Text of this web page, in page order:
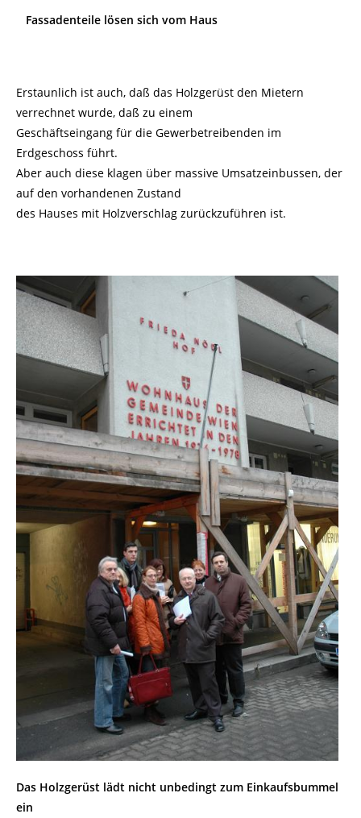
Fassadenteile lösen sich vom Haus
Erstaunlich ist auch, daß das Holzgerüst den Mietern
verrechnet wurde, daß zu einem
Geschäftseingang für die Gewerbetreibenden im
Erdgeschoss führt.
Aber auch diese klagen über massive Umsatzeinbussen, der
auf den vorhandenen Zustand
des Hauses mit Holzverschlag zurückzuführen ist.
Das Holzgerüst lädt nicht unbedingt zum Einkaufsbummel
ein